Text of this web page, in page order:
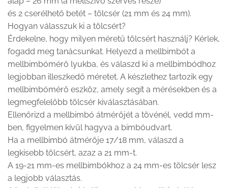
és 2 cserélhető betét – tölcsér (21 mm és 24 mm).
Hogyan válasszuk ki a tölcsért?
Érdekelne, hogy milyen méretű tölcsért használj? Kérlek,
fogadd meg tanácsunkat. Helyezd a mellbimbót a
mellbimbómérő lyukba, és válaszd ki a mellbimbódhoz
legjobban illeszkedő méretet. A készlethez tartozik egy
mellbimbómérő eszköz, amely segít a mérésekben és a
legmegfelelőbb tölcsér kiválasztásában.
Ellenőrizd a mellbimbó átmérőjét a tövénél, vedd mm-
ben, figyelmen kívül hagyva a bimbóudvart.
Ha a mellbimbó átmérője 17/18 mm, válaszd a
legkisebb tölcsért, azaz a 21 mm-t.
A 19-21 mm-es mellbimbókhoz a 24 mm-es tölcsér lesz
a legjobb választás.